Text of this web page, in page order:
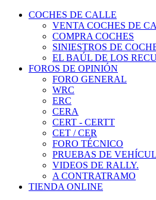
COCHES DE CALLE
VENTA COCHES DE
COMPRA COCHES
SINIESTROS DE
EL BAÚL DE LOS
FOROS DE OPINIÓN
FORO GENERAL
WRC
ERC
CERA
CERT - CERTT
CET / CER
FORO TÉCNICO
PRUEBAS DE
VIDEOS DE RALLY.
A CONTRATRAMO
TIENDA ONLINE